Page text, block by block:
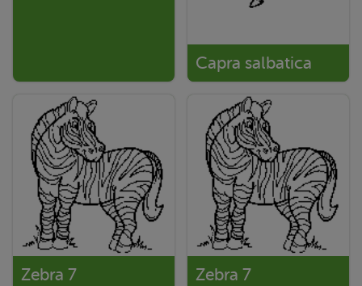
Capra salbatica
Zebra 7 Zebra 7